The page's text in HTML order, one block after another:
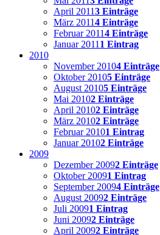
April 20113 Einträge
März 20114 Einträge
Februar 20114 Einträge
Januar 2011 1 Eintrag
2010
November 20104 Einträge
Oktober 20105 Einträge
August 20105 Einträge
Mai 20102 Einträge
April 20102 Einträge
März 20102 Einträge
Februar 20101 Eintrag
Januar 20102 Einträge
2009
Dezember 20092 Einträge
Oktober 20091 Eintrag
September 20094 Einträge
August 20092 Einträge
Juli 20091 Eintrag
Juni 20092 Einträge
April 20092 Einträge